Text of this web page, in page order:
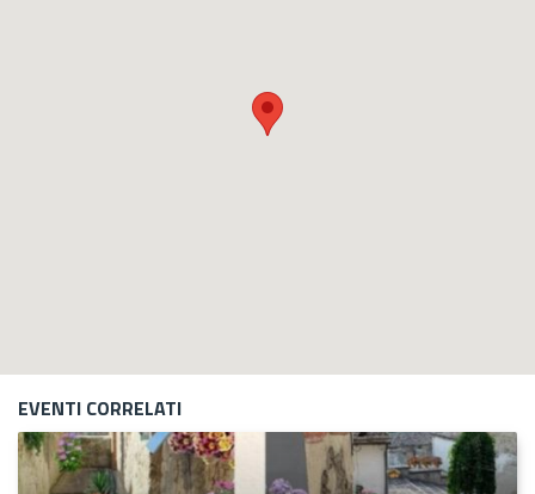
EVENTI CORRELATI